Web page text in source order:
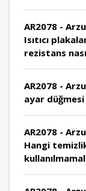
AR2078 -
Isıtıcı
rezistans
AR2078 -
ayar
AR2078 -
Hangi